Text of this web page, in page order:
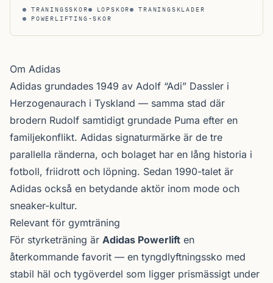
TRANINGSSKOR
LOPSKOR
TRANINGSKLADER
POWERLIFTING-SKOR
Om Adidas
Adidas grundades 1949 av Adolf “Adi” Dassler i
Herzogenaurach i Tyskland — samma stad där
brodern Rudolf samtidigt grundade Puma efter en
familjekonflikt. Adidas signaturmärke är de tre
parallella ränderna, och bolaget har en lång historia i
fotboll, friidrott och löpning. Sedan 1990-talet är
Adidas också en betydande aktör inom mode och
sneaker-kultur.
Relevant för gymträning
För styrketräning är Adidas Powerlift en
återkommande favorit — en tyngdlyftningssko med
stabil häl och tygöverdel som ligger prismässigt under